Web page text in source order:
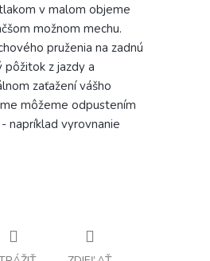
v malom objeme
možnom mechu.
pruženia na zadnú
z jazdy a
zaťažení vášho
môžeme odpustením
napríklad vyrovnanie